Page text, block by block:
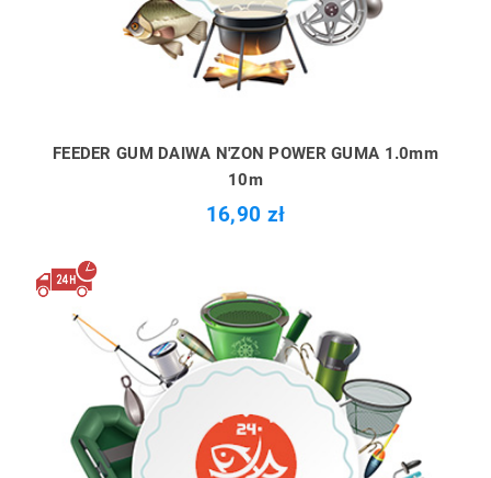
FEEDER GUM DAIWA N'ZON POWER GUMA 1.0mm
10m
16,90 zł